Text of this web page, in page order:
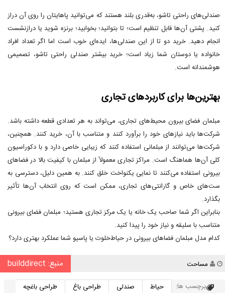
صندلی‌های راحتی تاشو، به‌قدری بلند هستند که می‌توانید پاهایتان را روی آن دراز
کنید. پشتی آن‌ها قابل تنظیم است؛ تا بتوانید؛ بخوابید؛ برنزه شوید یا درازنشست
انجام دهید. خرید دو تا از این صندلی‌ها، ایده‌ای خوب است اما اگر تعداد افراد
خانواده یا دوستان شما زیاد است؛ خرید بیشتر صندلی راحتی تاشو، تصمیمی
هوشمندانه است.
بهترین‌ها برای کاربردهای تجاری
مبلمان فضای بیرون محیط‌های تجاری، می‌تواند به هر تعدادی قطعه داشته باشد.
شرکت‌ها باید نیازهای خود را برآورد کنند و متناسب با آن، خرید کنند. همچنین،
شرکت‌ها می‌توانند از مبلمانی استفاده کنند که زیبایی خاصی دارد و با دکوراسیون
کلی آن‌ها هماهنگ است. مراکز تجاری معمولاً از مبلمان با کیفیت بالا در فضاهای
بیرونی استفاده می‌کنند تا نمایی یکنواخت خلق کنند. به همین دلیل، دسترسی به
ست‌های خاص و گارانتی‌های تجاری، ممکن است که روی انتخاب آن‌ها تأثیر
بگذارد.
بنابراین اگر شما صاحب یک خانه یا یک مرکز تجاری هستید؛ مبلمان فضای بیرونی
متناسب با سلیقه و نیاز خود را پیدا کنید.
کدام مدل مبلمان فضاهای بیرونی در حیاط‌خلوت یا پاسیو شما عملکرد بهتری دارد؟
نویسنده
مساحت منبع: builddirect
برچسب ها: حیاط صندلی طراحی باغ
طراحی باغچه